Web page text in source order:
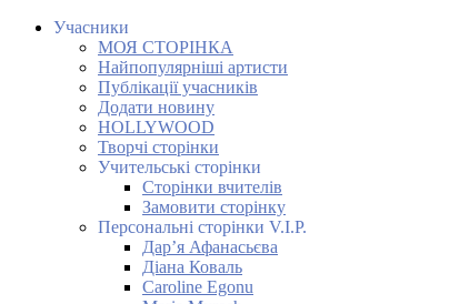
Учасники
МОЯ СТОРІНКА
Найпопулярніші артисти
Публікації учасників
Додати новину
HOLLYWOOD
Творчі сторінки
Учительські сторінки
Сторінки вчителів
Замовити сторінку
Персональні сторінки V.I.P.
Дар’я Афанасьєва
Діана Коваль
Caroline Egonu